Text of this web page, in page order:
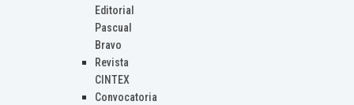
Editorial
Pascual
Bravo
Revista
CINTEX
Convocatoria